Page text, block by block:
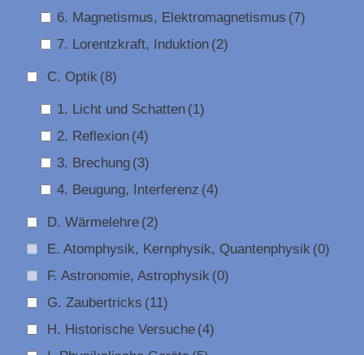
6. Magnetismus, Elektromagnetismus (7)
7. Lorentzkraft, Induktion (2)
C. Optik (8)
1. Licht und Schatten (1)
2. Reflexion (4)
3. Brechung (3)
4. Beugung, Interferenz (4)
D. Wärmelehre (2)
E. Atomphysik, Kernphysik, Quantenphysik (0)
F. Astronomie, Astrophysik (0)
G. Zaubertricks (11)
H. Historische Versuche (4)